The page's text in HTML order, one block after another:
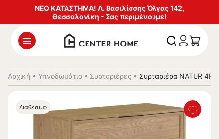
ΝΕΟ ΚΑΤΑΣΤΗΜΑ! Λ. Βασιλίσσης Όλγας 142,
Θεσσαλονίκη - Σας περιμένουμε!
Αρχική • Υπνοδωμάτιο • Συρταριέρες • Συρταριέρα NATUR
Διαθέσιμο